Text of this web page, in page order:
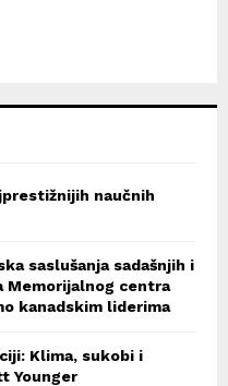
naučnih
saslušanja sadašnjih i
Memorijalnog centra
kanadskim liderima
Klima, sukobi i
Younger